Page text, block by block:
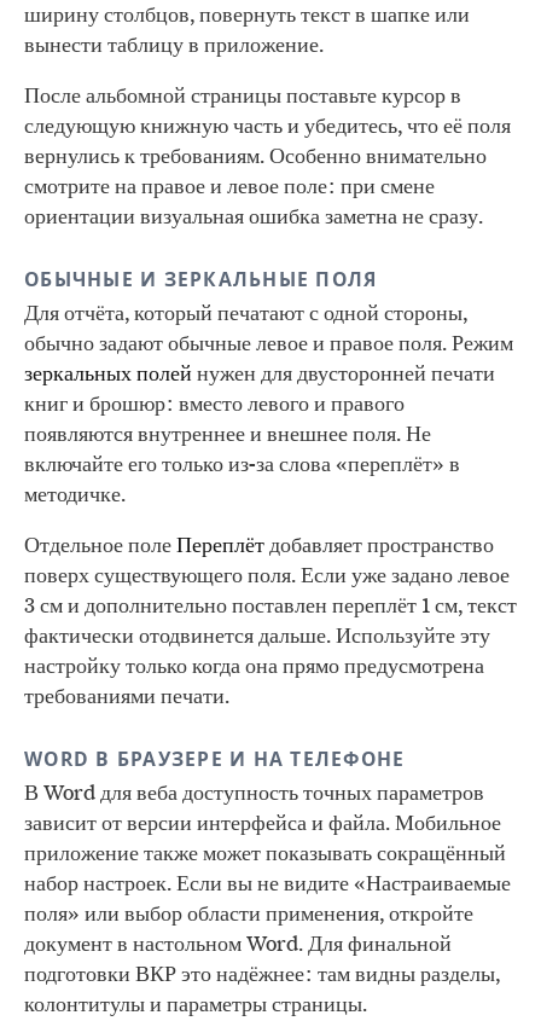
ширину столбцов, повернуть текст в шапке или
вынести таблицу в приложение.
После альбомной страницы поставьте курсор в
следующую книжную часть и убедитесь, что её поля
вернулись к требованиям. Особенно внимательно
смотрите на правое и левое поле: при смене
ориентации визуальная ошибка заметна не сразу.
ОБЫЧНЫЕ И ЗЕРКАЛЬНЫЕ ПОЛЯ
Для отчёта, который печатают с одной стороны,
обычно задают обычные левое и правое поля. Режим
зеркальных полей нужен для двусторонней печати
книг и брошюр: вместо левого и правого
появляются внутреннее и внешнее поля. Не
включайте его только из-за слова «переплёт» в
методичке.
Отдельное полеПереплётдобавляет пространство
поверх существующего поля. Если уже задано левое
3 см и дополнительно поставлен переплёт 1 см, текст
фактически отодвинется дальше. Используйте эту
настройку только когда она прямо предусмотрена
требованиями печати.
WORD В БРАУЗЕРЕ И НА ТЕЛЕФОНЕ
В Word для веба доступность точных параметров
зависит от версии интерфейса и файла. Мобильное
приложение также может показывать сокращённый
набор настроек. Если вы не видите «Настраиваемые
поля» или выбор области применения, откройте
документ в настольном Word. Для финальной
подготовки ВКР это надёжнее: там видны разделы,
колонтитулы и параметры страницы.